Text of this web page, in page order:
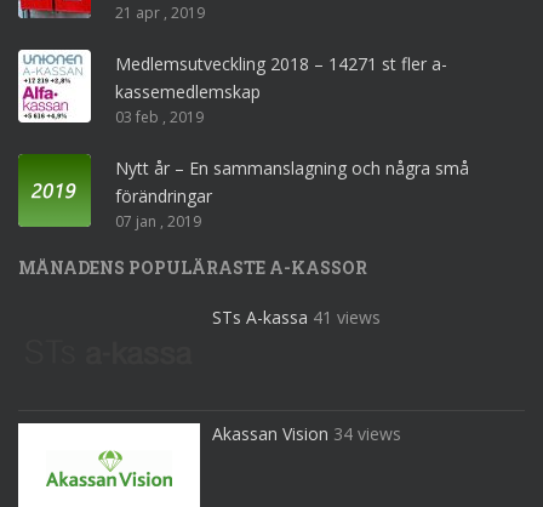
21 apr , 2019
Medlemsutveckling 2018 – 14271 st fler a-
kassemedlemskap
03 feb , 2019
Nytt år – En sammanslagning och några små
förändringar
07 jan , 2019
MÅNADENS POPULÄRASTE A-KASSOR
STs A-kassa 41 views
Akassan Vision 34 views